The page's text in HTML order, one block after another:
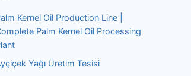
Kernel Oil Production Line |
Palm Kernel Oil Processing
Yağı Üretim Tesisi